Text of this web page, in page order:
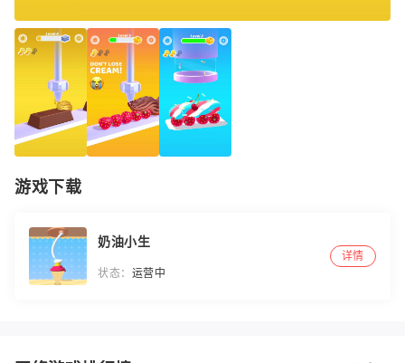
游戏下载
奶油小生
状态： 运营中
详情